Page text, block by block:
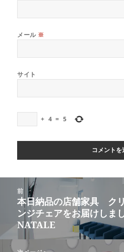
メール ※
サイト
+ 4 = 5
前
前
の
投
稿:
本日納品の店舗家具 ク
ンジチェアをお届けし
NATALE